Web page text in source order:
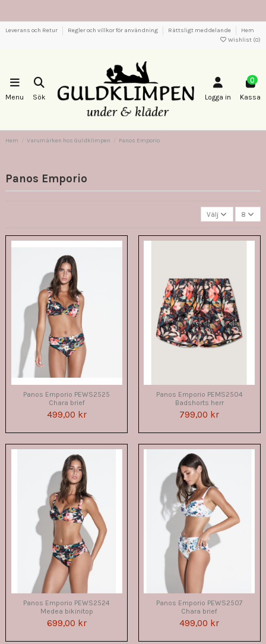
Leverans och Retur Regler och villkor för användning Rättsligt meddelande
Hem
Wishlist (0)
Menu Sök Logga in
0
Kassa
Hem Varumärken hos Guldklimpen Panos Emporio
Panos Emporio
Välj 8
Panos Emporio PEWS2525
Chara brief
499,00 kr
Panos Emporio PEMS2504
Badshorts herr
799,00 kr
Panos Emporio PEWS2524
Medea bikinitop
699,00 kr
Panos Emporio PEWS2507
Chara brief
499,00 kr